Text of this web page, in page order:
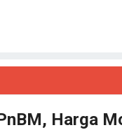
Harga